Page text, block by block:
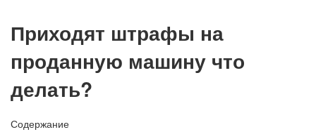
Приходят штрафы на
проданную машину что
делать?
Содержание